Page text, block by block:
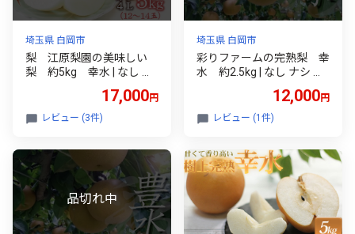
埼玉県 白岡市
梨 江原梨園の美味しい
梨 約5kg 幸水 | なし ナ
シ こうすい 白岡の梨 白岡
美人 埼玉県 白岡市17,000円
レビュー (3件)
埼玉県 白岡市
彩りファームの完熟梨 幸
水 約2.5kg | なし ナシ こ
うすい 白岡の梨 白岡美人
12,000円
レビュー (1件)